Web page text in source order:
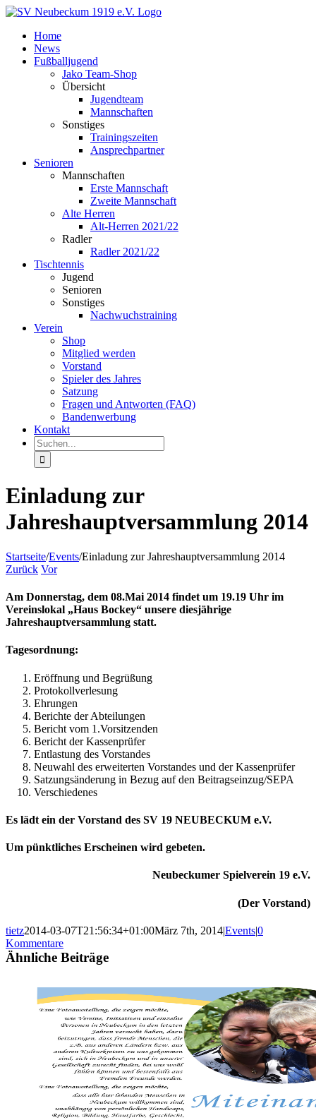
Zum
springenHome
News
Fußballjugend
Jako Team-Shop
Übersicht
Jugendteam
Mannschaften
Sonstiges
Trainingszeiten
Ansprechpartner
Senioren
Mannschaften
Erste Mannschaft
Zweite Mannschaft
Alte Herren
Alt-Herren 2021/22
Radler
Radler 2021/22
Tischtennis
Jugend
Senioren
Sonstiges
Nachwuchstraining
Verein
Shop
Mitglied werden
Vorstand
Spieler des Jahres
Satzung
Fragen und Antworten (FAQ)
Bandenwerbung
Kontakt
Suche
nach:
Einladung zur
Jahreshauptversammlung 2014
Startseite/Events/Einladung zur Jahreshauptversammlung 2014
Zurück Vor
Am Donnerstag, dem 08.Mai 2014 findet um 19.19 Uhr im
Vereinslokal „Haus Bockey“ unsere diesjährige
Jahreshauptversammlung statt.
Tagesordnung:
Eröffnung und Begrüßung
Protokollverlesung
Ehrungen
Berichte der Abteilungen
Bericht vom 1.Vorsitzenden
Bericht der Kassenprüfer
Entlastung des Vorstandes
Neuwahl des erweiterten Vorstandes und der Kassenprüfer
Satzungsänderung in Bezug auf den Beitragseinzug/SEPA
Verschiedenes
Es lädt ein der Vorstand des SV 19 NEUBECKUM e.V.
Um pünktliches Erscheinen wird gebeten.
Neubeckumer Spielverein 19 e.V.
(Der Vorstand)
tietz2014-03-07T21:56:34+01:00März 7th, 2014|Events|0
Kommentare
Ähnliche Beiträge